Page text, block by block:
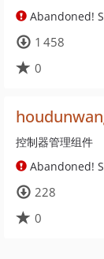
Abandoned!
1 458
0
控制器管理组件
Abandoned!
228
0